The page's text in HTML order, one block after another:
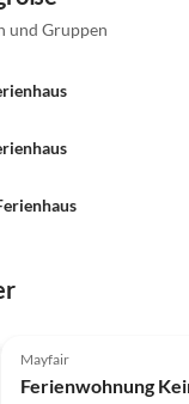
und Gruppen
Mayfair
Ferienwohnung